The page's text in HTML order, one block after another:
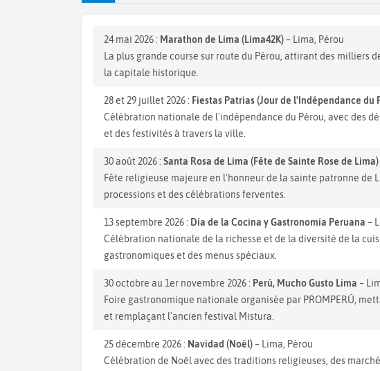
24 mai 2026 : Marathon de Lima (Lima42K)– Lima, Pérou
La plus grande course sur route du Pérou, attirant des milliers
la capitale historique.
28 et 29 juillet 2026 : Fiestas Patrias (Jour de l'Indépendance du
Célébration nationale de l'indépendance du Pérou, avec des
et des festivités à travers la ville.
30 août 2026 : Santa Rosa de Lima (Fête de Sainte Rose de Lima)
Fête religieuse majeure en l'honneur de la sainte patronne de
processions et des célébrations ferventes.
13 septembre 2026 : Día de la Cocina y Gastronomía Peruana –
Célébration nationale de la richesse et de la diversité de la
gastronomiques et des menus spéciaux.
30 octobre au 1er novembre 2026 : Perú, Mucho Gusto Lima –
Foire gastronomique nationale organisée par PROMPERÚ,
et remplaçant l'ancien festival Mistura.
25 décembre 2026 : Navidad (Noël)– Lima, Pérou
Célébration de Noël avec des traditions religieuses, des